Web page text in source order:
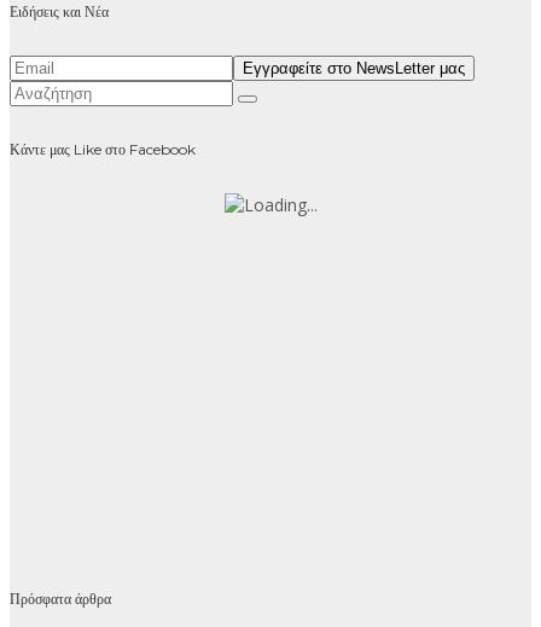
Ειδήσεις και Νέα
Κάντε μας Like στο Facebook
Πρόσφατα άρθρα